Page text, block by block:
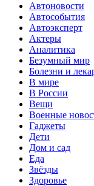
Автоновости
Автособытия
Автоэксперт
Актеры
Аналитика
Безумный мир
Болезни и
В мире
В России
Вещи
Военные
Гаджеты
Дети
Дом и сад
Еда
Звёзды
Здоровье